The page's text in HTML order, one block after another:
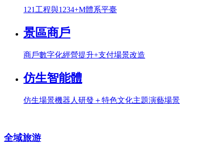
121工程與1234+M體系平臺
景區商戶
商戶數字化經營提升+支付場景改造
仿生智能體
仿生場景機器人研發＋特色文化主題演藝場景
全域旅游